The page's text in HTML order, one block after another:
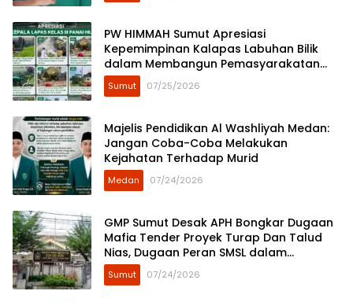
​PW HIMMAH Sumut Apresiasi
Kepemimpinan Kalapas Labuhan Bilik
dalam Membangun Pemasyarakatan
Humanis
Sumut 07/25/2026
Majelis Pendidikan Al Washliyah Medan:
Jangan Coba-Coba Melakukan
Kejahatan Terhadap Murid
Medan 07/24/2026
GMP Sumut Desak APH Bongkar Dugaan
Mafia Tender Proyek Turap Dan Talud
Nias, Dugaan Peran SMSL dalam
Peredaman Aksi Mahasiswa Diminta
Diusut
Sumut 07/24/2026